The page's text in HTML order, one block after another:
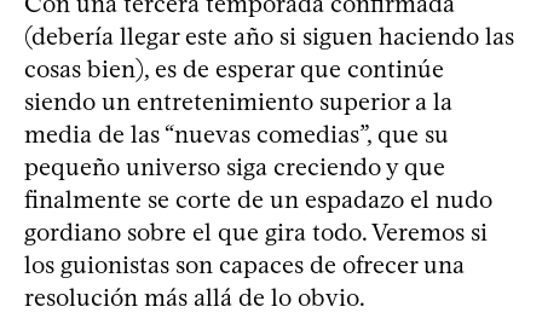
(debería llegar este año si siguen haciendo las
cosas bien), es de esperar que continúe
siendo un entretenimiento superior a la
media de las “nuevas comedias”, que su
pequeño universo siga creciendo y que
finalmente se corte de un espadazo el nudo
gordiano sobre el que gira todo. Veremos si
los guionistas son capaces de ofrecer una
resolución más allá de lo obvio.